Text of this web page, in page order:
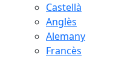
Castellà
Anglès
Alemany
Francès